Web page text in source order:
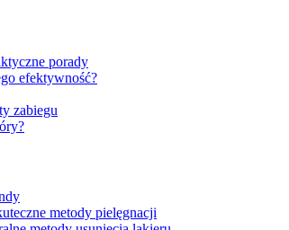
porady
efektywność?
zabiegu
metody pielęgnacji